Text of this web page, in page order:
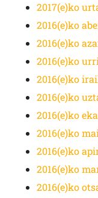
2017(e)ko
2016(e)ko
2016(e)ko
2016(e)ko
2016(e)ko
2016(e)ko
2016(e)ko
2016(e)ko
2016(e)ko
2016(e)ko
2016(e)ko